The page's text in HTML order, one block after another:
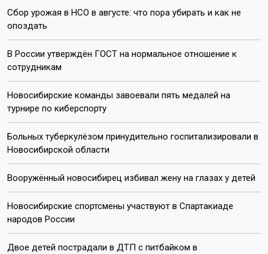
Сбор урожая в НСО в августе: что пора убирать и как не
опоздать
В России утверждён ГОСТ на нормальное отношение к
сотрудникам
Новосибирские команды завоевали пять медалей на
турнире по киберспорту
Больных туберкулёзом принудительно госпитализировали в
Новосибирской области
Вооружённый новосибирец избивал жену на глазах у детей
Новосибирские спортсмены участвуют в Спартакиаде
народов России
Двое детей пострадали в ДТП с питбайком в